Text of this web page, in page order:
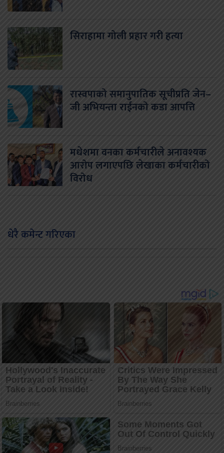
सिराहामा गोली प्रहार गरी हत्या
रास्वपाको समानुपातिक सूचीप्रति जेन–
जी अभियन्ता राईनको कडा आपत्ति
मधेशमा वनका कर्मचारीले अनावश्यक
आरोप लगाएपछि लेखाका कर्मचारीको
विरोध
धेरै कमेन्ट गरिएका